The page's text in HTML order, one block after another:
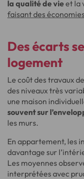
la qualité de vieet la
faisant des
Des écarts
logement
Le coût des travaux
des niveaux très
une maison
souvent sur
les murs.
En appartement, les
davantage sur
Les moyennes
interprétées avec